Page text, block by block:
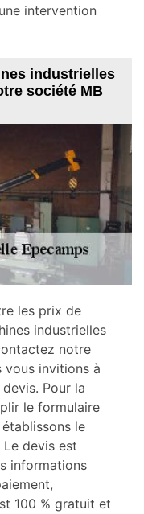
intervention
industrielles
société MB
les prix de
industrielles
notre
vous invitions à
Pour la
le formulaire
le
devis est
informations
100 % gratuit et